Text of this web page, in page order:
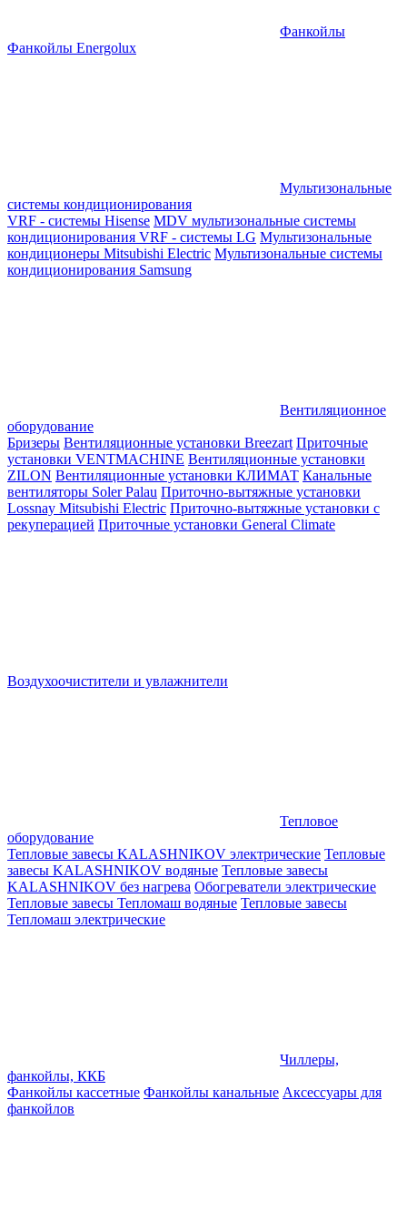
Фанкойлы
Фанкойлы Energolux
Мультизональные
системы кондиционирования
VRF - системы Hisense MDV мультизональные системы
кондиционирования VRF - системы LG Мультизональные
кондиционеры Mitsubishi Electric Мультизональные системы
кондиционирования Samsung
Вентиляционное
оборудование
Бризеры Вентиляционные установки Breezart Приточные
установки VENTMACHINE Вентиляционные установки
ZILON Вентиляционные установки КЛИМАТ Канальные
вентиляторы Soler Palau Приточно-вытяжные установки
Lossnay Mitsubishi Electric Приточно-вытяжные установки с
рекуперацией Приточные установки General Climate
Воздухоочистители и увлажнители
Тепловое
оборудование
Тепловые завесы KALASHNIKOV электрические Тепловые
завесы KALASHNIKOV водяные Тепловые завесы
KALASHNIKOV без нагрева Обогреватели электрические
Тепловые завесы Тепломаш водяные Тепловые завесы
Тепломаш электрические
Чиллеры,
фанкойлы, ККБ
Фанкойлы кассетные Фанкойлы канальные Аксессуары для
фанкойлов